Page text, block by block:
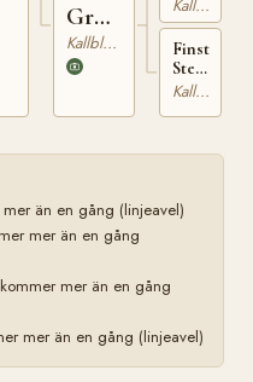
Gro
(NO)
Kallblodig Travare
Kallblodig Travare
Finstad
Stegga
(NO)Kallblodig Travare
än en gång (linjeavel)
mer än en gång
mer än en gång
mer än en gång (linjeavel)